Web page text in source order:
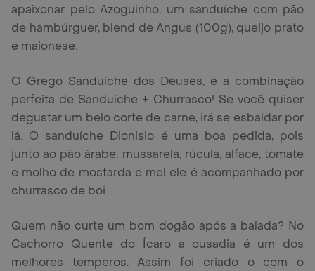
apaixonar pelo Azoguinho, um sanduíche com pão
de hambúrguer, blend de Angus (100g), queijo prato
e maionese.
O Grego Sanduíche dos Deuses, é a combinação
perfeita de Sanduíche + Churrasco! Se você quiser
degustar um belo corte de carne, irá se esbaldar por
lá. O sanduíche Dionisio é uma boa pedida, pois
junto ao pão árabe, mussarela, rúcula, alface, tomate
e molho de mostarda e mel ele é acompanhado por
churrasco de boi.
Quem não curte um bom dogão após a balada? No
Cachorro Quente do Ícaro a ousadia é um dos
melhores temperos. Assim foi criado o com o